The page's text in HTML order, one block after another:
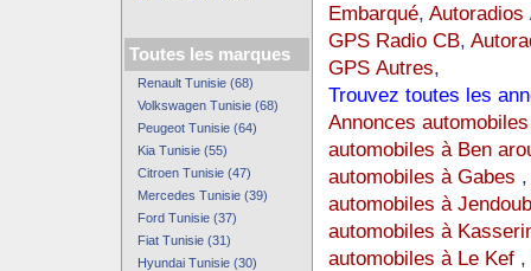
Toutes les marques
Renault Tunisie (68)
Volkswagen Tunisie (68)
Peugeot Tunisie (64)
Kia Tunisie (55)
Citroen Tunisie (47)
Mercedes Tunisie (39)
Ford Tunisie (37)
Fiat Tunisie (31)
Hyundai Tunisie (30)
Embarqué,
GPS Radio CB,
GPS Autres,
Trouvez toutes les
Annonces
automobiles à Ben
automobiles à Gabes
automobiles à
automobiles à
automobiles à Le Kef